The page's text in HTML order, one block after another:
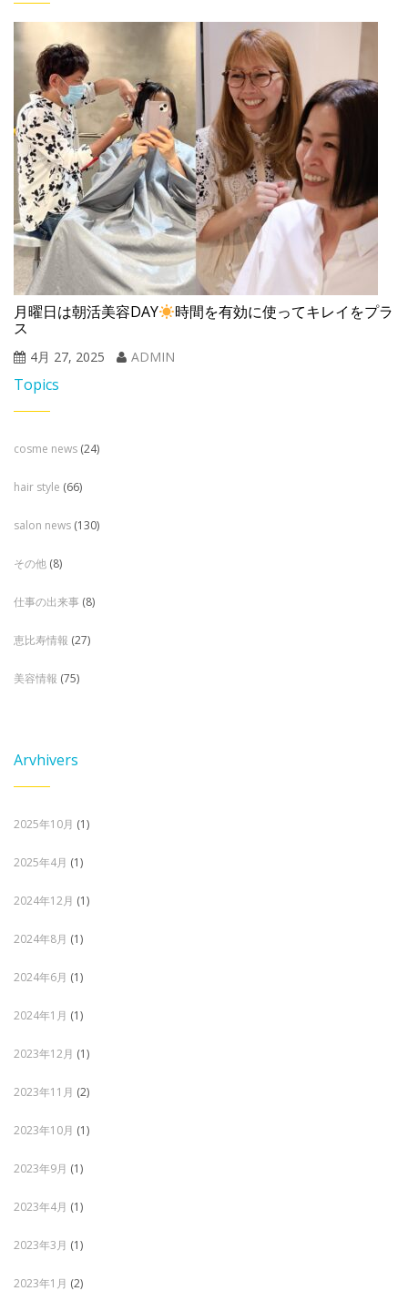
月曜日は朝活美容DAY 時間を有効に使ってキレイをプラ
ス
4月 27, 2025 ADMIN
Topics
cosme news (24)
hair style (66)
salon news (130)
その他 (8)
仕事の出来事 (8)
恵比寿情報 (27)
美容情報 (75)
Arvhivers
2025年10月 (1)
2025年4月 (1)
2024年12月 (1)
2024年8月 (1)
2024年6月 (1)
2024年1月 (1)
2023年12月 (1)
2023年11月 (2)
2023年10月 (1)
2023年9月 (1)
2023年4月 (1)
2023年3月 (1)
2023年1月 (2)